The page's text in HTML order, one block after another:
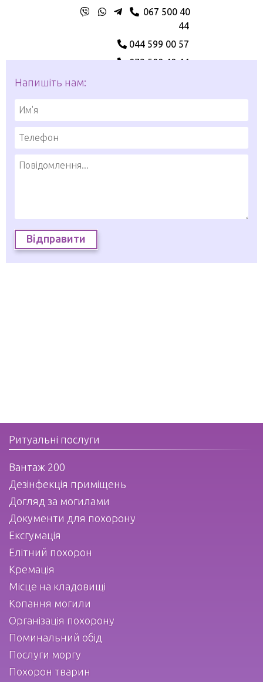
067 500 40
44
044 599 00 57
073 500 40 44
Напишіть нам:
Ритуальні послуги
Вантаж 200
Дезінфекція приміщень
Догляд за могилами
Документи для похорону
Ексгумація
Елітний похорон
Кремація
Місце на кладовищі
Копання могили
Організація похорону
Поминальний обід
Послуги моргу
Похорон тварин